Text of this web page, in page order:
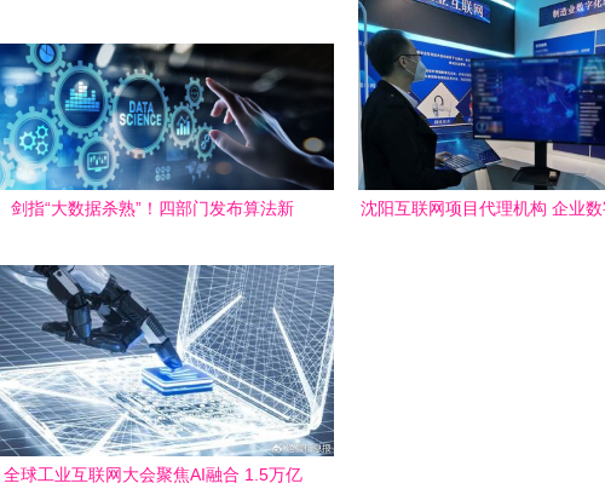
剑指“大数据杀熟”！四部门发布算法新
沈阳互联网项目代理机构 企业
全球工业互联网大会聚焦AI融合 1.5万亿